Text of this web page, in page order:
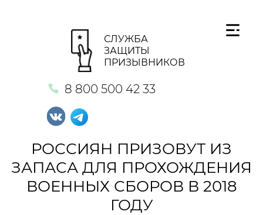
СЛУЖБА
ЗАЩИТЫ
ПРИЗЫВНИКОВ
8 800 500 42 33
РОССИЯН ПРИЗОВУТ ИЗ
ЗАПАСА ДЛЯ ПРОХОЖДЕНИЯ
ВОЕННЫХ СБОРОВ В 2018
ГОДУ